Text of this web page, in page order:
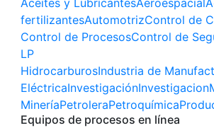
Aceites y LubricantesAeroespacial
fertilizantesAutomotrizControl de
Control de ProcesosControl de
LP
HidrocarburosIndustria de
EléctricaInvestigaciónInvestigacion
MineríaPetroleraPetroquímica
Equipos de procesos en línea